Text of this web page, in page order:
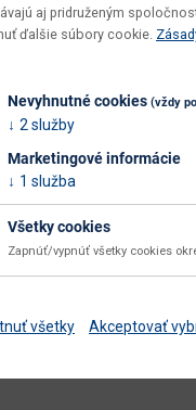
0.0792 m3
v
sosna
aj pridruženým
ďalšie súbory cookie.
Nevyhnutné cookies (vždy
2 služby
Marketingové informácie
1 služba
Všetky cookies
Zapnúť/vypnúť všetky cookies
všetky Akceptovať